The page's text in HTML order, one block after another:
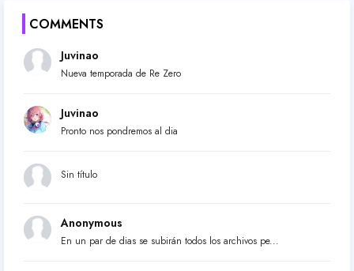
COMMENTS
Juvinao
Nueva temporada de Re Zero
Juvinao
Pronto nos pondremos al dia
Sin título
Anonymous
En un par de dias se subirán todos los archivos pe...